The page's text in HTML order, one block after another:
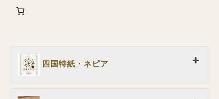
四国特紙・ネピア